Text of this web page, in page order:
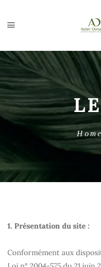
1. Présentation du site :
Conformément aux